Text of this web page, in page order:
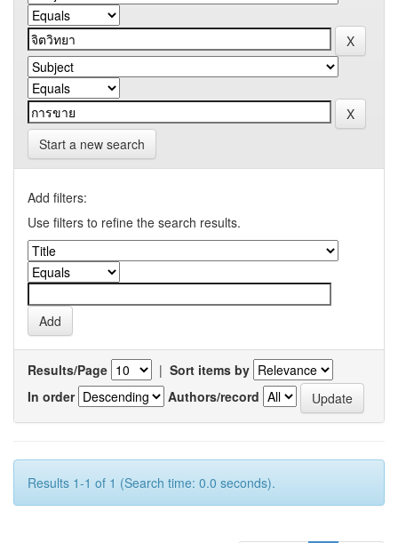
Start a new search
Add filters:
Use filters to refine the search results.
Results/Page | Sort items by
In order
Authors/record
Results 1-1 of 1 (Search time: 0.0 seconds).